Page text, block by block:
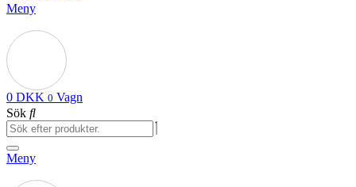
Meny
0 DKK 0 Vagn
Sök
Meny